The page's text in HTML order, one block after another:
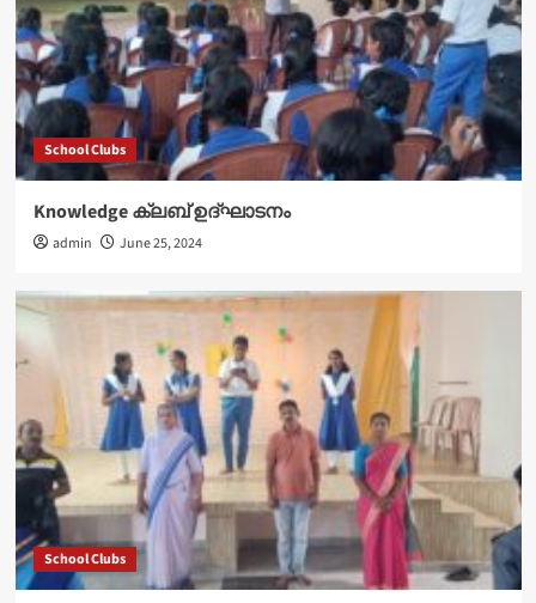
School Clubs
Knowledge ക്ലബ് ഉദ്‌ഘാടനം
admin June 25, 2024
School Clubs